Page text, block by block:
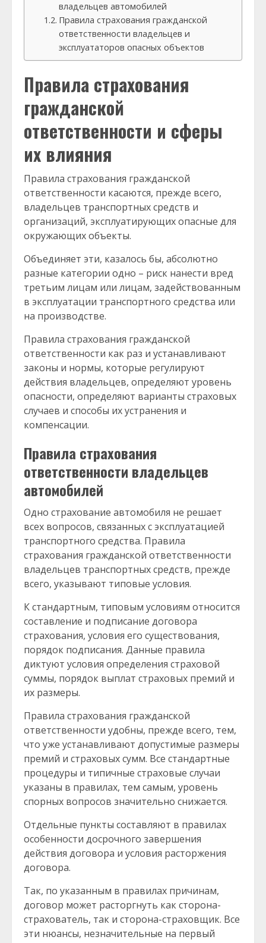
владельцев автомобилей
Правила страхования гражданской
ответственности владельцев и
эксплуататоров опасных объектов
Правила страхования
гражданской
ответственности и сферы
их влияния
Правила страхования гражданской
ответственности касаются, прежде всего,
владельцев транспортных средств и
организаций, эксплуатирующих опасные для
окружающих объекты.
Объединяет эти, казалось бы, абсолютно
разные категории одно – риск нанести вред
третьим лицам или лицам, задействованным
в эксплуатации транспортного средства или
на производстве.
Правила страхования гражданской
ответственности как раз и устанавливают
законы и нормы, которые регулируют
действия владельцев, определяют уровень
опасности, определяют варианты страховых
случаев и способы их устранения и
компенсации.
Правила страхования
ответственности владельцев
автомобилей
Одно страхование автомобиля не решает
всех вопросов, связанных с эксплуатацией
транспортного средства. Правила
страхования гражданской ответственности
владельцев транспортных средств, прежде
всего, указывают типовые условия.
К стандартным, типовым условиям относится
составление и подписание договора
страхования, условия его существования,
порядок подписания. Данные правила
диктуют условия определения страховой
суммы, порядок выплат страховых премий и
их размеры.
Правила страхования гражданской
ответственности удобны, прежде всего, тем,
что уже устанавливают допустимые размеры
премий и страховых сумм. Все стандартные
процедуры и типичные страховые случаи
указаны в правилах, тем самым, уровень
спорных вопросов значительно снижается.
Отдельные пункты составляют в правилах
особенности досрочного завершения
действия договора и условия расторжения
договора.
Так, по указанным в правилах причинам,
договор может расторгнуть как сторона-
страхователь, так и сторона-страховщик. Все
эти нюансы, незначительные на первый